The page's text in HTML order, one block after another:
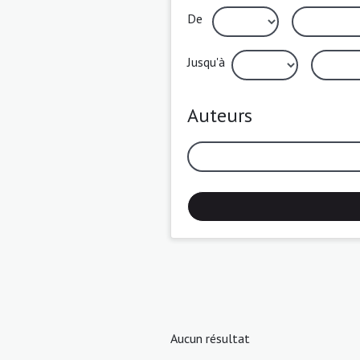
De
Jusqu'à
Auteurs
Aucun résultat